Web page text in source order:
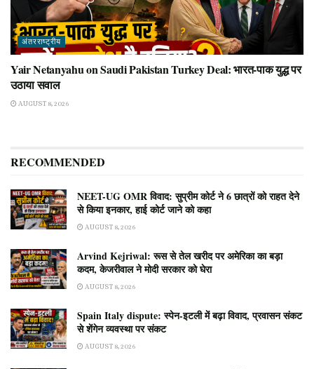
अंतरराष्ट्रीय
Yair Netanyahu on Saudi Pakistan Turkey Deal: भारत-पाक युद्ध पर
उठाया सवाल
AUGUST 8, 2026
RECOMMENDED
NEET-UG OMR विवाद: सुप्रीम कोर्ट ने 6 छात्रों को राहत देने
से किया इनकार, हाई कोर्ट जाने को कहा
AUGUST 8, 2026
Arvind Kejriwal: रूस से तेल खरीद पर अमेरिका का बड़ा
कदम, केजरीवाल ने मोदी सरकार को घेरा
AUGUST 8, 2026
Spain Italy dispute: स्पेन-इटली में बढ़ा विवाद, प्रवासन संकट
से शेंगेन व्यवस्था पर संकट
AUGUST 8, 2026